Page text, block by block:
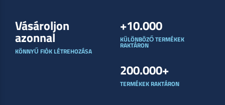
Vásároljon
azonnal
KÖNNYŰ FIÓK LÉTREHOZÁSA
+10.000
KÜLÖNBÖZŐ TERMÉKEK
RAKTÁRON
200.000+
TERMÉKEK RAKTÁRON